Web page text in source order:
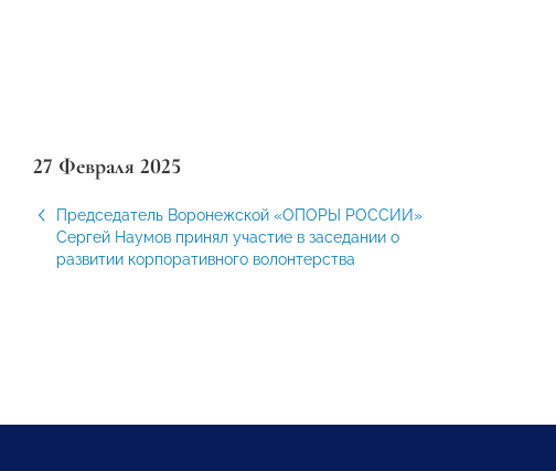
27 Февраля 2025
Председатель Воронежской «ОПОРЫ РОССИИ»
Сергей Наумов принял участие в заседании о
развитии корпоративного волонтерства